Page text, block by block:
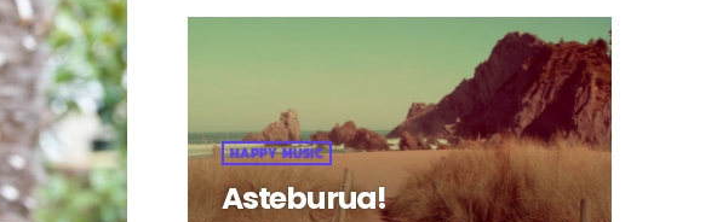
HAPPY MUSIC
Asteburua!